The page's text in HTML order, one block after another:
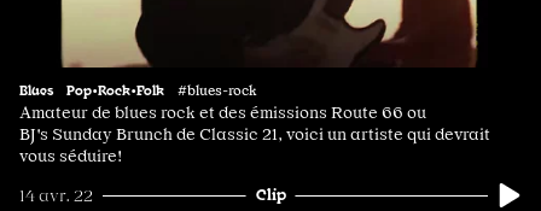
Blues Pop•Rock•Folk #blues-rock
Amateur de blues rock et des émissions Route 66 ou
BJ's Sunday Brunch de Classic 21, voici un artiste qui devrait
vous séduire!
14 avr. 22 Clip